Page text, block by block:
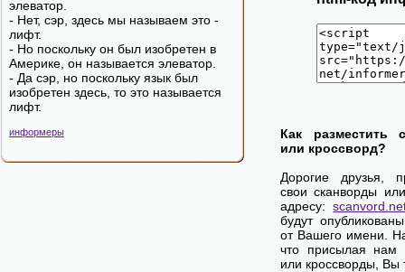
элеватор.
- Нет, сэр, здесь мы называем это -
лифт.
- Но поскольку он был изобретен в
Америке, он называется элеватор.
- Да сэр, но поскольку язык был
изобретен здесь, то это называется
лифт.
информеры
Как разместить
или кроссворд?
Дорогие друзья,
свои сканворды
адресу:
будут
от Вашего имени.
что присылая нам
или кроссворды,